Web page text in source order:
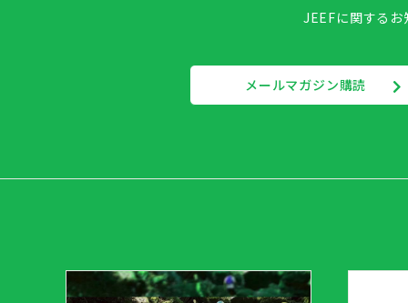
JEEFに関する
メールマガジン購読